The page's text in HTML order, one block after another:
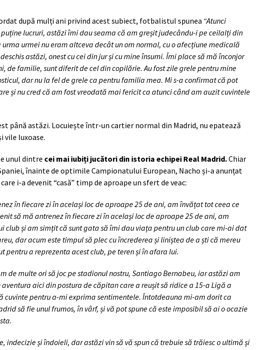
după mulți ani privind acest subiect, fotbalistul spunea “Atunci
lucruri, astăzi îmi dau seama că am greșit judecându-i pe ceilalți din
urma urmei nu eram altceva decât un om normal, cu o afecțiune medicală
astăzi, onest cu cei din jur și cu mine însumi. Îmi place să mă înconjor
de familie, sunt diferit de cel din copilărie. Au fost zile grele pentru mine
dar nu la fel de grele ca pentru familia mea. Mi s-a confirmat că pot
și nu cred că am fost vreodată mai fericit ca atunci când am auzit cuvintele
până astăzi. Locuiește într-un cartier normal din Madrid, nu epatează
vile luxoase.
unul dintre cei mai iubiți jucători din istoria echipei Real Madrid.Chiar
înainte de optimile Campionatului European, Nacho și-a anunțat
i-a devenit “casă” timp de aproape un sfert de veac:
în fiecare zi în același loc de aproape 25 de ani, am învățat tot ceea ce
să mă antrenez în fiecare zi în același loc de aproape 25 de ani, am
club și am simțit că sunt gata să îmi dau viața pentru un club care mi-ai dat
dar acum este timpul să plec cu încrederea și liniștea de a ști că mereu
pentru a reprezenta acest club, pe teren și în afara lui.
de multe ori să joc pe stadionul nostru, Santiago Bernabeu, iar astăzi am
aici din postura de căpitan care a reușit să ridice a 15-a Ligă a
cuvinte pentru a-mi exprima sentimentele. Întotdeauna mi-am dorit ca
să fie unul frumos, în vârf, și vă pot spune că este imposibil să ai o ocazie
indecizie și îndoieli, dar astăzi vin să vă spun că trebuie să trăiesc o ultimă și